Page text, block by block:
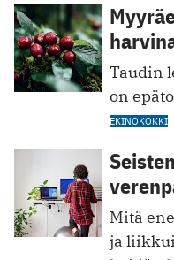
Taudin
on
EKINOKOKKI
Mitä
ja